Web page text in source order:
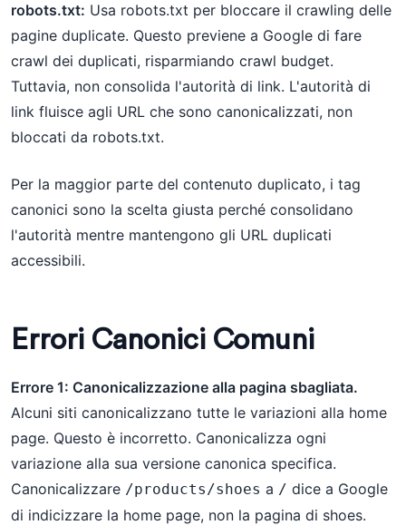
robots.txt: Usa robots.txt per bloccare il crawling delle
pagine duplicate. Questo previene a Google di fare
crawl dei duplicati, risparmiando crawl budget.
Tuttavia, non consolida l'autorità di link. L'autorità di
link fluisce agli URL che sono canonicalizzati, non
bloccati da robots.txt.
Per la maggior parte del contenuto duplicato, i tag
canonici sono la scelta giusta perché consolidano
l'autorità mentre mantengono gli URL duplicati
accessibili.
Errori Canonici Comuni
Errore 1: Canonicalizzazione alla pagina sbagliata.
Alcuni siti canonicalizzano tutte le variazioni alla home
page. Questo è incorretto. Canonicalizza ogni
variazione alla sua versione canonica specifica.
Canonicalizzare /products/shoes a / dice a Google
di indicizzare la home page, non la pagina di shoes.